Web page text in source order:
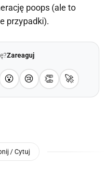
poops (ale to
przypadki).
Zareaguj
😮 😢 👏 🚀
/ Cytuj